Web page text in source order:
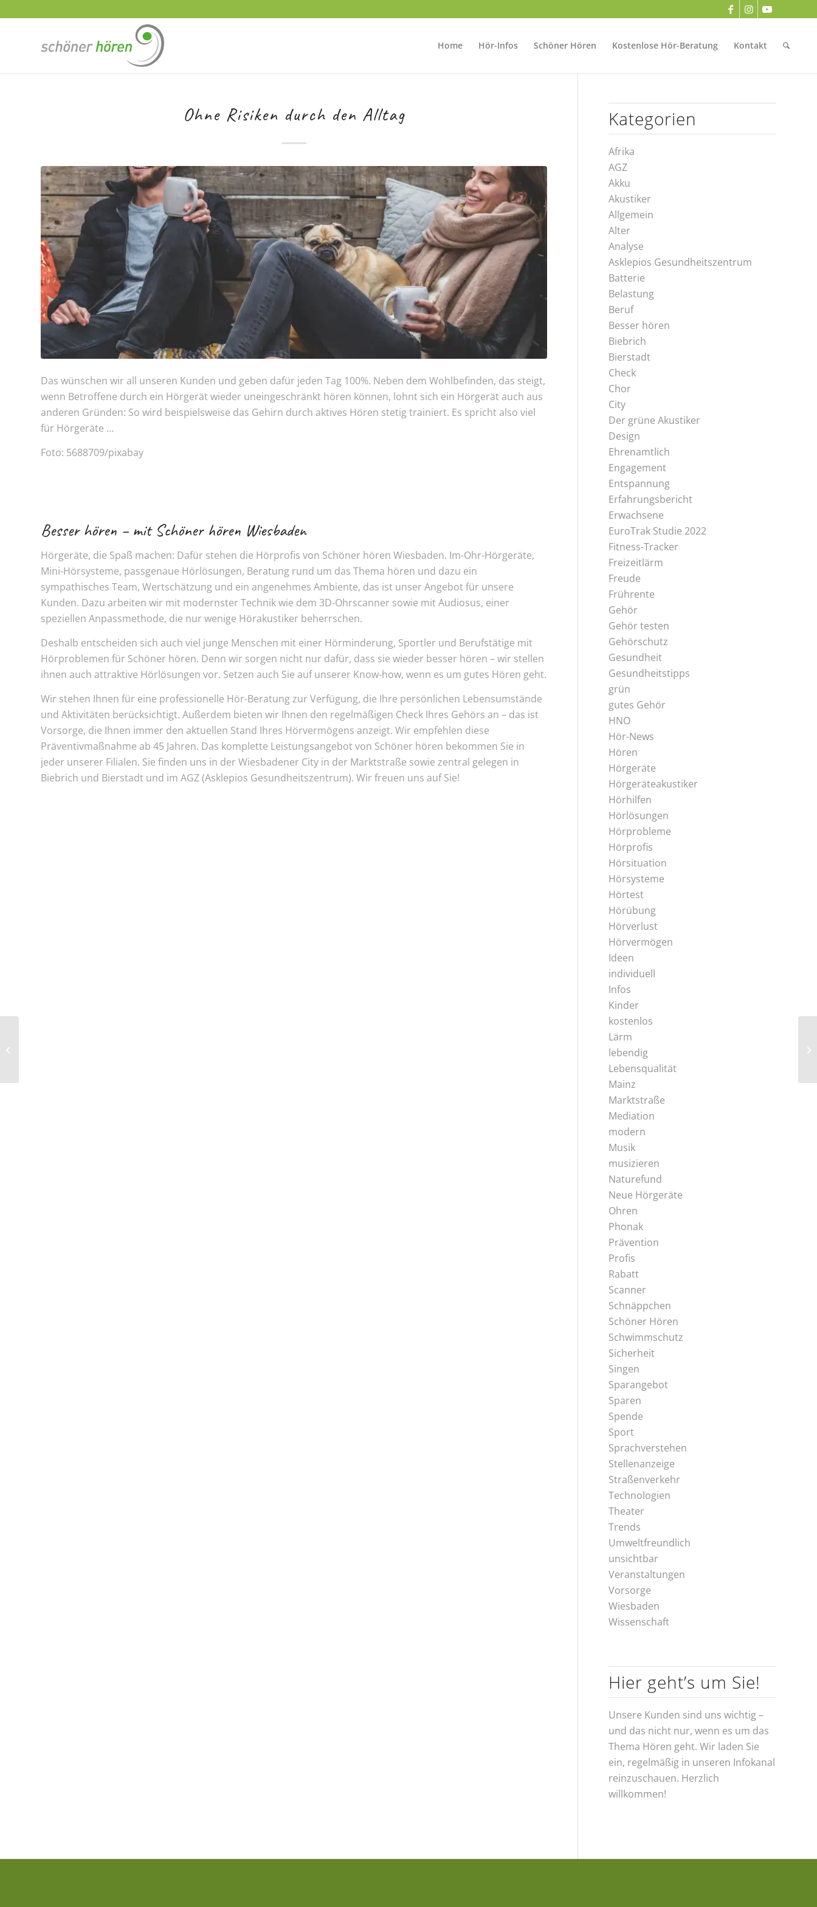
Home Hör-Infos Schöner Hören Kostenlose Hör-Beratung Kontakt
Ohne Risiken durch den Alltag
Das wünschen wir all unseren Kunden und geben dafür jeden Tag 100%. Neben dem Wohlbefinden, das steigt,
wenn Betroffene durch ein Hörgerät wieder uneingeschränkt hören können, lohnt sich ein Hörgerät auch aus
anderen Gründen: So wird beispielsweise das Gehirn durch aktives Hören stetig trainiert. Es spricht also viel
für Hörgeräte …
Foto: 5688709/pixabay
Besser hören – mit Schöner hören Wiesbaden
Hörgeräte, die Spaß machen: Dafür stehen die Hörprofis von Schöner hören Wiesbaden. Im-Ohr-Hörgeräte,
Mini-Hörsysteme, passgenaue Hörlösungen, Beratung rund um das Thema hören und dazu ein
sympathisches Team, Wertschätzung und ein angenehmes Ambiente, das ist unser Angebot für unsere
Kunden. Dazu arbeiten wir mit modernster Technik wie dem 3D-Ohrscanner sowie mit Audiosus, einer
speziellen Anpassmethode, die nur wenige Hörakustiker beherrschen.
Deshalb entscheiden sich auch viel junge Menschen mit einer Hörminderung, Sportler und Berufstätige mit
Hörproblemen für Schöner hören. Denn wir sorgen nicht nur dafür, dass sie wieder besser hören – wir stellen
ihnen auch attraktive Hörlösungen vor. Setzen auch Sie auf unserer Know-how, wenn es um gutes Hören geht.
Wir stehen Ihnen für eine professionelle Hör-Beratung zur Verfügung, die Ihre persönlichen Lebensumstände
und Aktivitäten berücksichtigt. Außerdem bieten wir Ihnen den regelmäßigen Check Ihres Gehörs an – das ist
Vorsorge, die Ihnen immer den aktuellen Stand Ihres Hörvermögens anzeigt. Wir empfehlen diese
Präventivmaßnahme ab 45 Jahren. Das komplette Leistungsangebot von Schöner hören bekommen Sie in
jeder unserer Filialen. Sie finden uns in der Wiesbadener City in der Marktstraße sowie zentral gelegen in
Biebrich und Bierstadt und im AGZ (Asklepios Gesundheitszentrum). Wir freuen uns auf Sie!
Kategorien
Afrika
AGZ
Akku
Akustiker
Allgemein
Alter
Analyse
Asklepios Gesundheitszentrum
Batterie
Belastung
Beruf
Besser hören
Biebrich
Bierstadt
Check
Chor
City
Der grüne Akustiker
Design
Ehrenamtlich
Engagement
Entspannung
Erfahrungsbericht
Erwachsene
EuroTrak Studie 2022
Fitness-Tracker
Freizeitlärm
Freude
Frührente
Gehör
Gehör testen
Gehörschutz
Gesundheit
Gesundheitstipps
grün
gutes Gehör
HNO
Hör-News
Hören
Hörgeräte
Hörgeräteakustiker
Hörhilfen
Hörlösungen
Hörprobleme
Hörprofis
Hörsituation
Hörsysteme
Hörtest
Hörübung
Hörverlust
Hörvermögen
Ideen
individuell
Infos
Kinder
kostenlos
Lärm
lebendig
Lebensqualität
Mainz
Marktstraße
Mediation
modern
Musik
musizieren
Naturefund
Neue Hörgeräte
Ohren
Phonak
Prävention
Profis
Rabatt
Scanner
Schnäppchen
Schöner Hören
Schwimmschutz
Sicherheit
Singen
Sparangebot
Sparen
Spende
Sport
Sprachverstehen
Stellenanzeige
Straßenverkehr
Technologien
Theater
Trends
Umweltfreundlich
unsichtbar
Veranstaltungen
Vorsorge
Wiesbaden
Wissenschaft
Hier geht’s um Sie!
Unsere Kunden sind uns wichtig –
und das nicht nur, wenn es um das
Thema Hören geht. Wir laden Sie
ein, regelmäßig in unseren Infokanal
reinzuschauen. Herzlich
willkommen!